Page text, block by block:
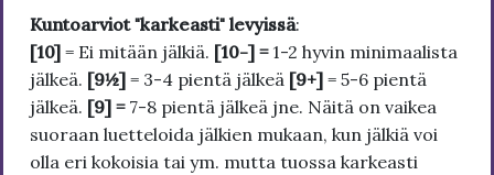
Kuntoarviot "karkeasti" levyissä:
[10] = Ei mitään jälkiä. [10-] = 1-2 hyvin minimaalista
jälkeä. [9½] = 3-4 pientä jälkeä [9+] = 5-6 pientä
jälkeä. [9] = 7-8 pientä jälkeä jne. Näitä on vaikea
suoraan luetteloida jälkien mukaan, kun jälkiä voi
olla eri kokoisia tai ym. mutta tuossa karkeasti